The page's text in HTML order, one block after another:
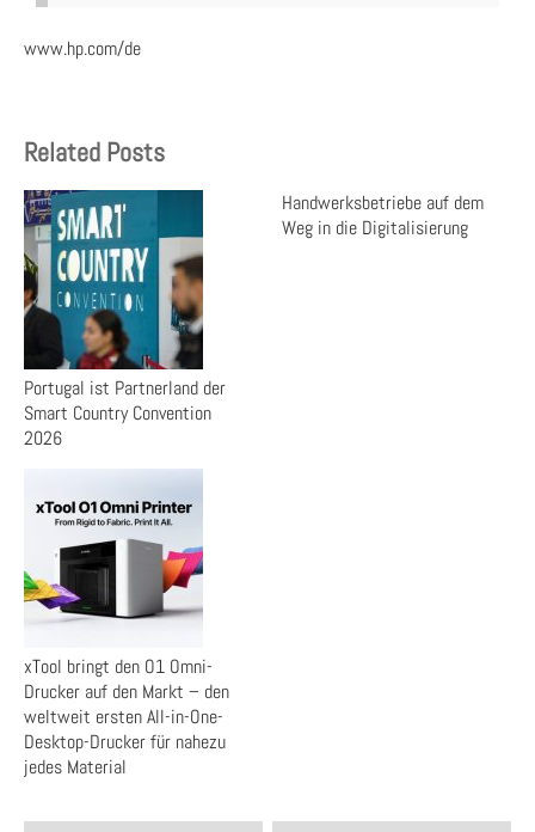
www.hp.com/de
Related Posts
Portugal ist Partnerland der
Smart Country Convention
2026
Handwerksbetriebe auf dem
Weg in die Digitalisierung
xTool bringt den O1 Omni-
Drucker auf den Markt – den
weltweit ersten All-in-One-
Desktop-Drucker für nahezu
jedes Material